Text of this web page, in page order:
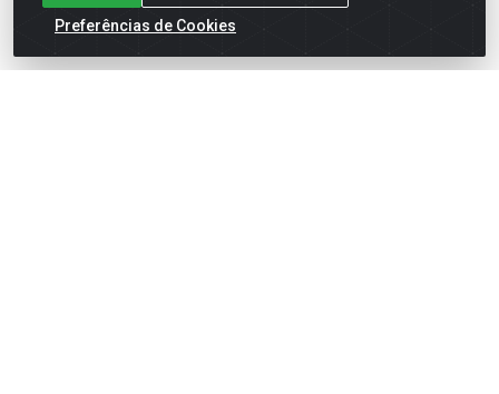
Preferências de Cookies